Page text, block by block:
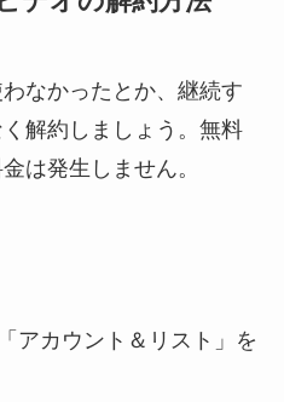
なかったとか、継続す
解約しましょう。無料
は発生しません。
アカウント＆リスト」を